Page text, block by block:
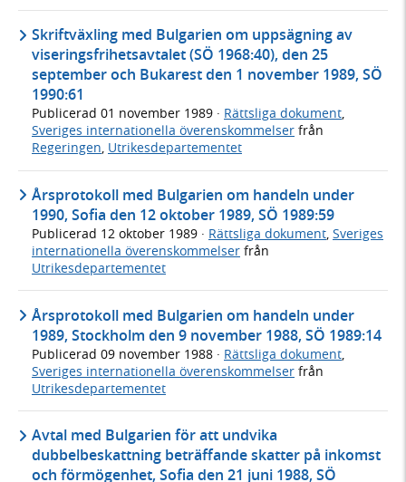
Skriftväxling med Bulgarien om uppsägning av
viseringsfrihetsavtalet (SÖ 1968:40), den 25
september och Bukarest den 1 november 1989, SÖ
1990:61
Publicerad 01 november 1989 · Rättsliga dokument,
Sveriges internationella överenskommelser från
Regeringen, Utrikesdepartementet
Årsprotokoll med Bulgarien om handeln under
1990, Sofia den 12 oktober 1989, SÖ 1989:59
Publicerad 12 oktober 1989 · Rättsliga dokument, Sveriges
internationella överenskommelser från
Utrikesdepartementet
Årsprotokoll med Bulgarien om handeln under
1989, Stockholm den 9 november 1988, SÖ 1989:14
Publicerad 09 november 1988 · Rättsliga dokument
Sveriges internationella överenskommelser från
Utrikesdepartementet
Avtal med Bulgarien för att undvika
dubbelbeskattning beträffande skatter på inkomst
och förmögenhet, Sofia den 21 juni 1988, SÖ